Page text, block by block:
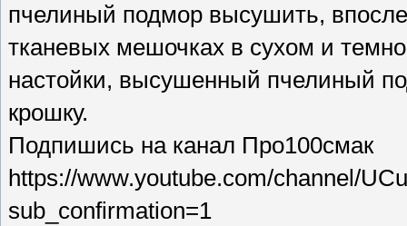
пчелиный подмор высушить,
тканевых мешочках в сухом и
настойки, высушенный пчелиный
крошку.
Подпишись на канал Про100смак
https://www.youtube.com/channel/
sub_confirmation=1